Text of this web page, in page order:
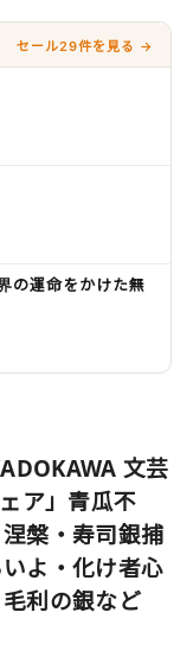
セール29件を見る →
の運命をかけた無
文芸
ア」青瓜不
槃・寿司銀捕
よ・化け者心
利の銀など